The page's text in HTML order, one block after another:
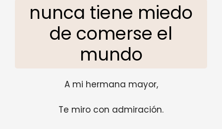
nunca tiene miedo
de comerse el
mundo
A mi hermana mayor,
Te miro con admiración.